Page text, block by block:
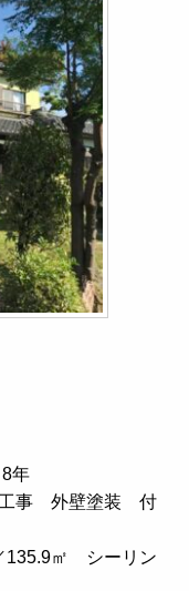
年
工事 外壁塗装 付
135.9㎡ シーリン